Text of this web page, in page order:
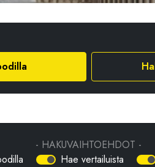
- HAKUVAIHTOEHDOT -
Hae vertailuista